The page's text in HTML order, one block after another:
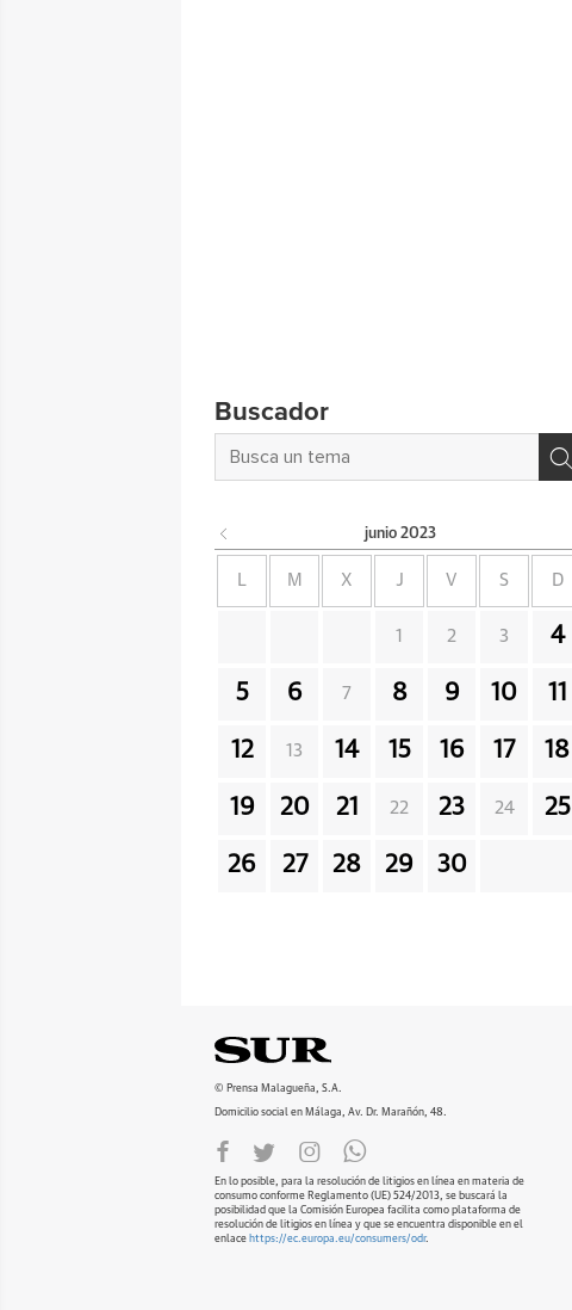
Buscador
junio 2023
L M X J V S D
1 2 3 4
5 6 7 8 9 10 11
12 13 14 15 16 17 18
19 20 21 22 23 24 25
26 27 28 29 30
© Prensa Malagueña, S.A.
Domicilio social en Málaga, Av. Dr. Marañón, 48.
En lo posible, para la resolución de litigios en línea en materia de
consumo conforme Reglamento (UE) 524/2013, se buscará la
posibilidad que la Comisión Europea facilita como plataforma de
resolución de litigios en línea y que se encuentra disponible en el
enlace https://ec.europa.eu/consumers/odr.